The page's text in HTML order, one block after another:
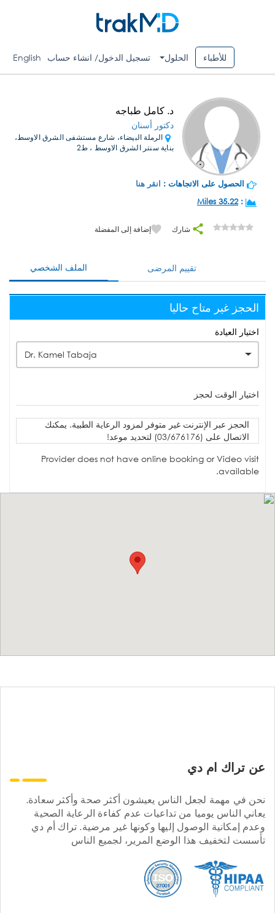
للأطباء الحلول تسجيل الدخول/ انشاء حساب English
د. كامل طباجه
دكتور أسنان
الرملة البيضاء، شارع مستشفى الشرق الاوسط،
بناية سنتر الشرق الاوسط ، ط2
الحصول على الاتجاهات : انقر هنا
:
35.22 Miles
شارك إضافة إلى المفضلة
الملف الشخصي تقييم المرضى
الحجز غير متاح حاليا
اختيار العيادة
Dr. Kamel Tabaja
اختيار الوقت لحجز
الحجز عبر الإنترنت غير متوفر لمزود الرعاية الطبية. يمكنك
الاتصال على (03/676176) لتحديد موعد!
Provider does not have online booking or Video visit
available.
عن تراك ام دي
نحن في مهمة لجعل الناس يعيشون أكثر صحة وأكثر سعادة.
يعاني الناس يوميا من تداعيات عدم كفاءة الرعاية الصحية
وعدم إمكانية الوصول إليها وكونها غير مرضية. تراك أم دي
تأسست لتخفيف هذا الوضع المرير، لجميع الناس